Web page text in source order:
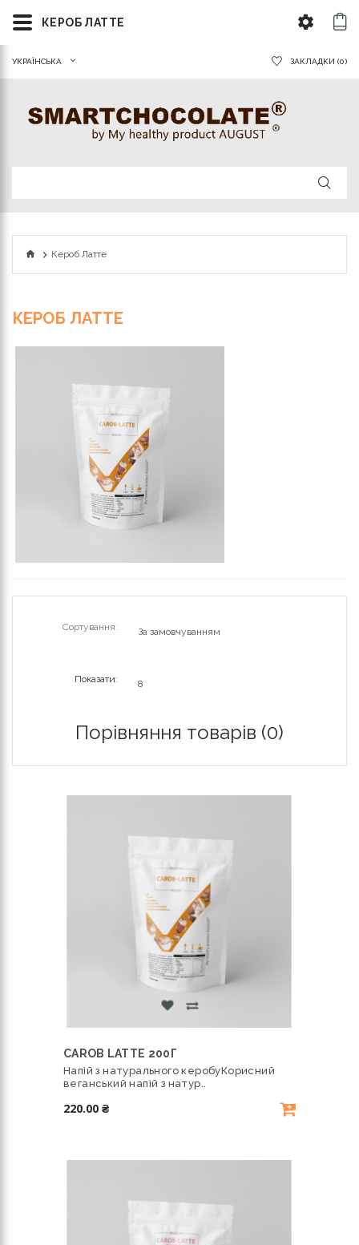
УКРАЇНСЬКА ЗАКЛАДКИ (0)
Кероб Латте
КЕРОБ ЛАТТЕ
Сортування:
Показати:
Порівняння товарів (0)
CAROB LATTE 200Г
Напій з натурального керобуКорисний
веганський напій з натур..
220.00 ₴
КЕРОБ ЛАТТЕ